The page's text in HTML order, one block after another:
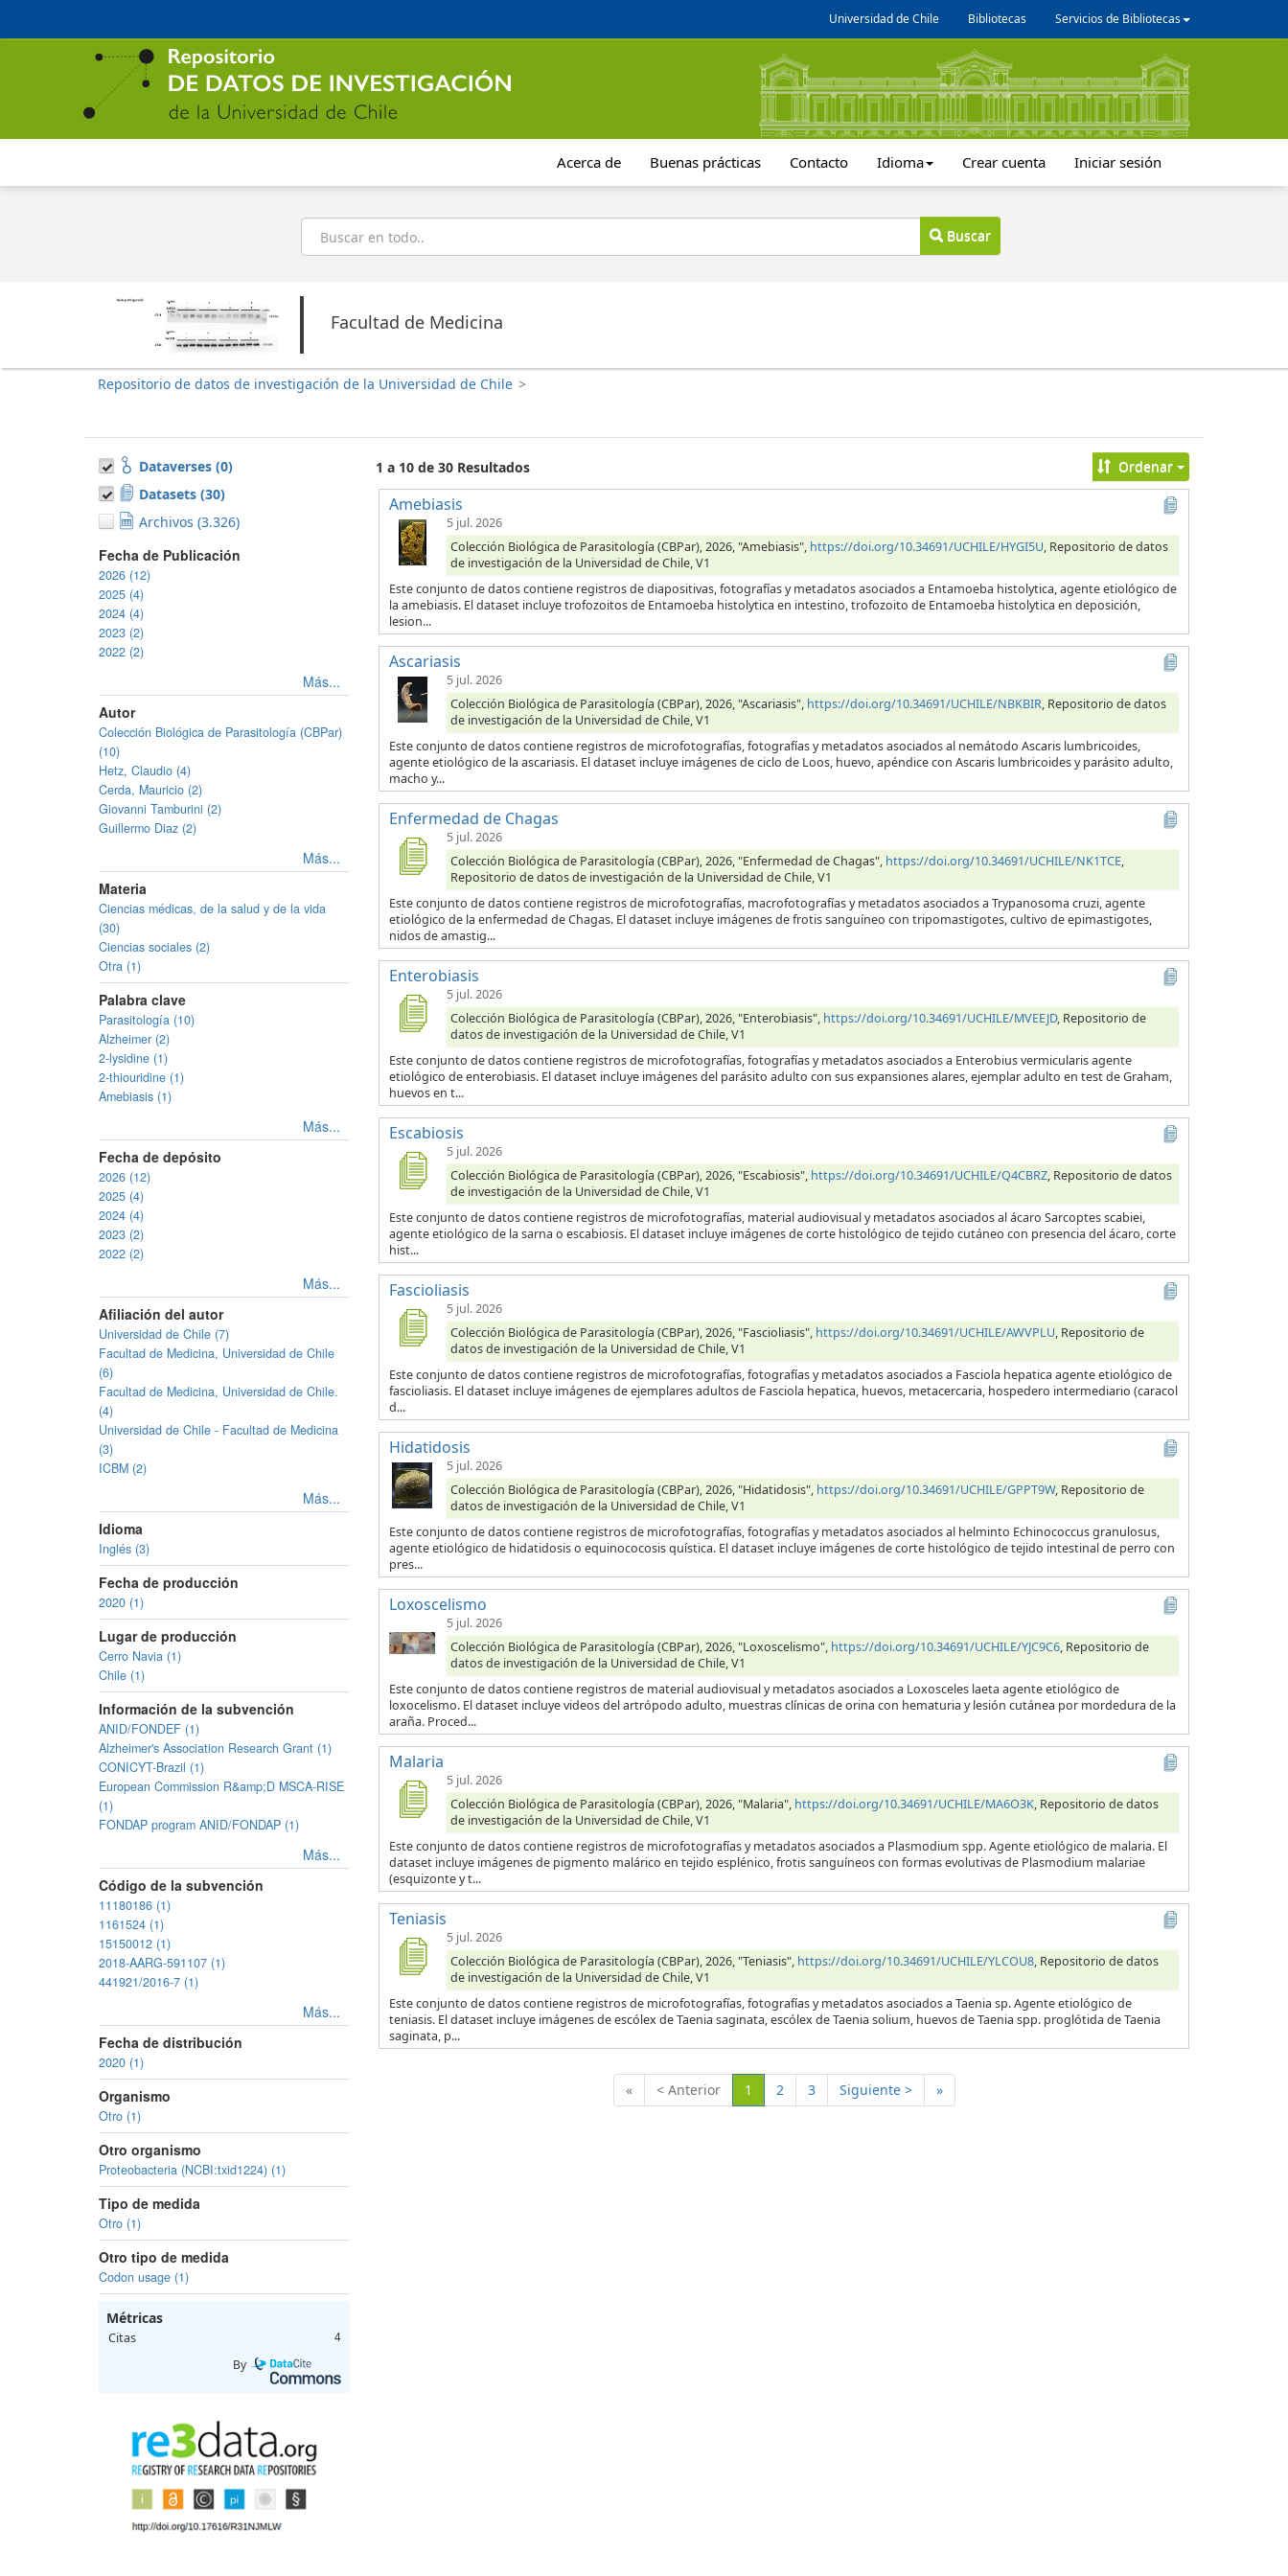
contenido
Universidad de Chile Bibliotecas Servicios de Bibliotecas
Acerca de Buenas prácticas Contacto Idioma Crear cuenta Iniciar sesión
Buscar
Buscar
Facultad de Medicina
Repositorio de datos de investigación de la Universidad de Chile >
Dataverses (0)
Datasets (30)
Archivos (3.326)
Fecha de Publicación
2026 (12)
2025 (4)
2024 (4)
2023 (2)
2022 (2)
Más...
Autor
Colección Biológica de Parasitología (CBPar)
(10)
Hetz, Claudio (4)
Cerda, Mauricio (2)
Giovanni Tamburini (2)
Guillermo Diaz (2)
Más...
Materia
Ciencias médicas, de la salud y de la vida
(30)
Ciencias sociales (2)
Otra (1)
Palabra clave
Parasitología (10)
Alzheimer (2)
2-lysidine (1)
2-thiouridine (1)
Amebiasis (1)
Más...
Fecha de depósito
2026 (12)
2025 (4)
2024 (4)
2023 (2)
2022 (2)
Más...
Afiliación del autor
Universidad de Chile (7)
Facultad de Medicina, Universidad de Chile
(6)
Facultad de Medicina, Universidad de Chile.
(4)
Universidad de Chile - Facultad de Medicina
(3)
ICBM (2)
Más...
Idioma
Inglés (3)
Fecha de producción
2020 (1)
Lugar de producción
Cerro Navia (1)
Chile (1)
Información de la subvención
ANID/FONDEF (1)
Alzheimer's Association Research Grant (1)
CONICYT-Brazil (1)
European Commission R&amp;D MSCA-RISE
(1)
FONDAP program ANID/FONDAP (1)
Más...
Código de la subvención
11180186 (1)
1161524 (1)
15150012 (1)
2018-AARG-591107 (1)
441921/2016-7 (1)
Más...
Fecha de distribución
2020 (1)
Organismo
Otro (1)
Otro organismo
Proteobacteria (NCBI:txid1224) (1)
Tipo de medida
Otro (1)
Otro tipo de medida
Codon usage (1)
Métricas
Citas 4
By
1 a 10 de 30 Resultados Ordenar
Amebiasis
5 jul. 2026
Colección Biológica de Parasitología (CBPar), 2026, "Amebiasis", https://doi.org/10.34691/UCHILE/HYGI5U, Repositorio de datos
de investigación de la Universidad de Chile, V1
Este conjunto de datos contiene registros de diapositivas, fotografías y metadatos asociados a Entamoeba histolytica, agente etiológico de
la amebiasis. El dataset incluye trofozoitos de Entamoeba histolytica en intestino, trofozoito de Entamoeba histolytica en deposición,
lesion...
Ascariasis
5 jul. 2026
Colección Biológica de Parasitología (CBPar), 2026, "Ascariasis", https://doi.org/10.34691/UCHILE/NBKBIR, Repositorio de datos
de investigación de la Universidad de Chile, V1
Este conjunto de datos contiene registros de microfotografías, fotografías y metadatos asociados al nemátodo Ascaris lumbricoides,
agente etiológico de la ascariasis. El dataset incluye imágenes de ciclo de Loos, huevo, apéndice con Ascaris lumbricoides y parásito adulto,
macho y...
Enfermedad de Chagas
5 jul. 2026
Colección Biológica de Parasitología (CBPar), 2026, "Enfermedad de Chagas", https://doi.org/10.34691/UCHILE/NK1TCE,
Repositorio de datos de investigación de la Universidad de Chile, V1
Este conjunto de datos contiene registros de microfotografías, macrofotografías y metadatos asociados a Trypanosoma cruzi, agente
etiológico de la enfermedad de Chagas. El dataset incluye imágenes de frotis sanguíneo con tripomastigotes, cultivo de epimastigotes,
nidos de amastig...
Enterobiasis
5 jul. 2026
Colección Biológica de Parasitología (CBPar), 2026, "Enterobiasis", https://doi.org/10.34691/UCHILE/MVEEJD, Repositorio de
datos de investigación de la Universidad de Chile, V1
Este conjunto de datos contiene registros de microfotografías, fotografías y metadatos asociados a Enterobius vermicularis agente
etiológico de enterobiasis. El dataset incluye imágenes del parásito adulto con sus expansiones alares, ejemplar adulto en test de Graham,
huevos en t...
Escabiosis
5 jul. 2026
Colección Biológica de Parasitología (CBPar), 2026, "Escabiosis", https://doi.org/10.34691/UCHILE/Q4CBRZ, Repositorio de datos
de investigación de la Universidad de Chile, V1
Este conjunto de datos contiene registros de microfotografías, material audiovisual y metadatos asociados al ácaro Sarcoptes scabiei,
agente etiológico de la sarna o escabiosis. El dataset incluye imágenes de corte histológico de tejido cutáneo con presencia del ácaro, corte
hist...
Fascioliasis
5 jul. 2026
Colección Biológica de Parasitología (CBPar), 2026, "Fascioliasis", https://doi.org/10.34691/UCHILE/AWVPLU, Repositorio de
datos de investigación de la Universidad de Chile, V1
Este conjunto de datos contiene registros de microfotografías, fotografías y metadatos asociados a Fasciola hepatica agente etiológico de
fascioliasis. El dataset incluye imágenes de ejemplares adultos de Fasciola hepatica, huevos, metacercaria, hospedero intermediario (caracol
d...
Hidatidosis
5 jul. 2026
Colección Biológica de Parasitología (CBPar), 2026, "Hidatidosis", https://doi.org/10.34691/UCHILE/GPPT9W, Repositorio de
datos de investigación de la Universidad de Chile, V1
Este conjunto de datos contiene registros de microfotografías, fotografías y metadatos asociados al helminto Echinococcus granulosus,
agente etiológico de hidatidosis o equinococosis quística. El dataset incluye imágenes de corte histológico de tejido intestinal de perro con
pres...
Loxoscelismo
5 jul. 2026
Colección Biológica de Parasitología (CBPar), 2026, "Loxoscelismo", https://doi.org/10.34691/UCHILE/YJC9C6, Repositorio de
datos de investigación de la Universidad de Chile, V1
Este conjunto de datos contiene registros de material audiovisual y metadatos asociados a Loxosceles laeta agente etiológico de
loxocelismo. El dataset incluye videos del artrópodo adulto, muestras clínicas de orina con hematuria y lesión cutánea por mordedura de la
araña. Proced...
Malaria
5 jul. 2026
Colección Biológica de Parasitología (CBPar), 2026, "Malaria", https://doi.org/10.34691/UCHILE/MA6O3K, Repositorio de datos
de investigación de la Universidad de Chile, V1
Este conjunto de datos contiene registros de microfotografías y metadatos asociados a Plasmodium spp. Agente etiológico de malaria. El
dataset incluye imágenes de pigmento malárico en tejido esplénico, frotis sanguíneos con formas evolutivas de Plasmodium malariae
(esquizonte y t...
Teniasis
5 jul. 2026
Colección Biológica de Parasitología (CBPar), 2026, "Teniasis", https://doi.org/10.34691/UCHILE/YLCOU8, Repositorio de datos
de investigación de la Universidad de Chile, V1
Este conjunto de datos contiene registros de microfotografías, fotografías y metadatos asociados a Taenia sp. Agente etiológico de
teniasis. El dataset incluye imágenes de escólex de Taenia saginata, escólex de Taenia solium, huevos de Taenia spp. proglótida de Taenia
saginata, p...
« < Anterior 1 (Actual)
2 3 Siguiente > »